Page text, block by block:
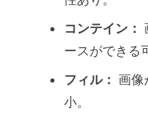
コンテイン：
ースができる
フィル： 画像
小。